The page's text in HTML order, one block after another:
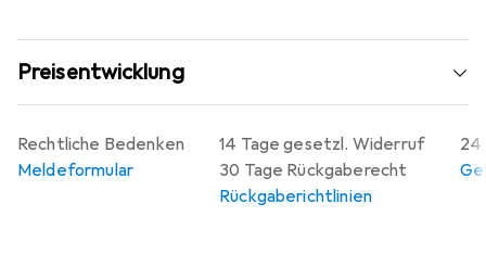
Preisentwicklung
14 Tage gesetzl. Widerruf
30 Tage Rückgaberecht
Rückgaberichtlinien
24
Rechtliche Bedenken
Meldeformular